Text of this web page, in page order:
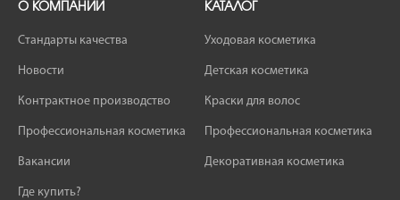
О КОМПАНИИ
Стандарты качества
Новости
Контрактное производство
Профессиональная косметика
Вакансии
Где купить?
КАТАЛОГ
Уходовая косметика
Детская косметика
Краски для волос
Профессиональная косметика
Декоративная косметика